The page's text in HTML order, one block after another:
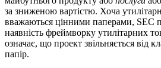
за зниженою вартістю. Хоча
вважаються цінними паперами, SEC
наявність фреймворку утилітарних
означає, що проект звільняється від
папір.